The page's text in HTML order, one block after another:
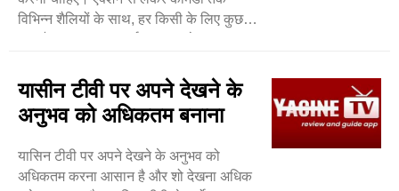
विभिन्न शैलियों के साथ, हर किसी के लिए कुछ न
यासीन टीवी पर अपने देखने के
अनुभव को अधिकतम बनाना
यासिन टीवी पर अपने देखने के अनुभव को
अधिकतम करना आसान है और शो देखना अधिक